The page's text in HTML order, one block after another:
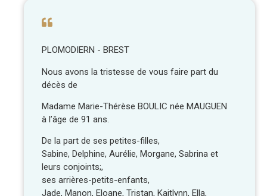
PLOMODIERN - BREST
Nous avons la tristesse de vous faire part du
décès de
Madame Marie-Thérèse BOULIC née MAUGUEN
à l’âge de 91 ans.
De la part de ses petites-filles,
Sabine, Delphine, Aurélie, Morgane, Sabrina et
leurs conjoints;,
ses arrières-petits-enfants,
Jade, Manon, Eloane, Tristan, Kaitlynn, Ella,